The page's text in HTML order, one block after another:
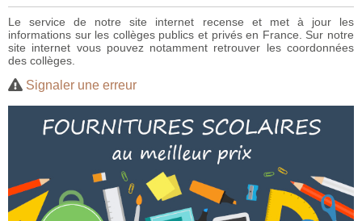
Le service de notre site internet recense et met à jour les
informations sur les collèges publics et privés en France. Sur notre
site internet vous pouvez notamment retrouver les coordonnées
des collèges.
Signaler une erreur